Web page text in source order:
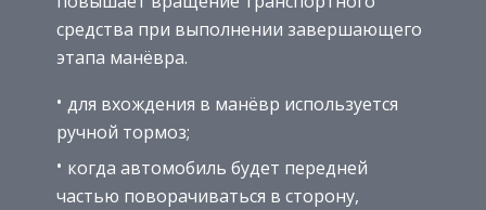
средства при выполнении завершающего
этапа манёвра.
для вхождения в манёвр используется
ручной тормоз;
когда автомобиль будет передней
частью поворачиваться в сторону,